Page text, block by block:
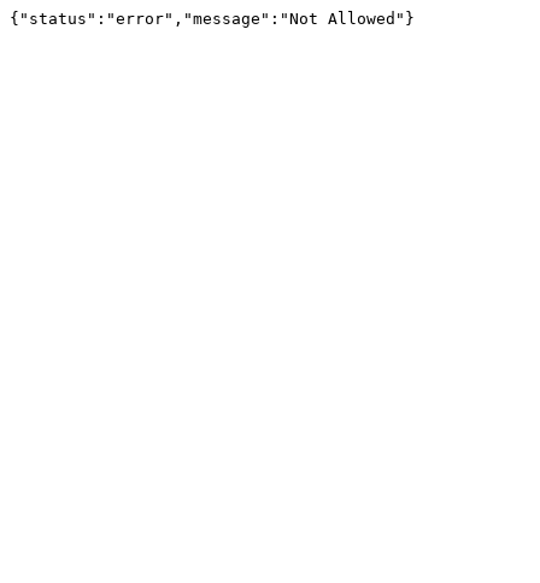
{"status":"error","message":"Not Allowed"}